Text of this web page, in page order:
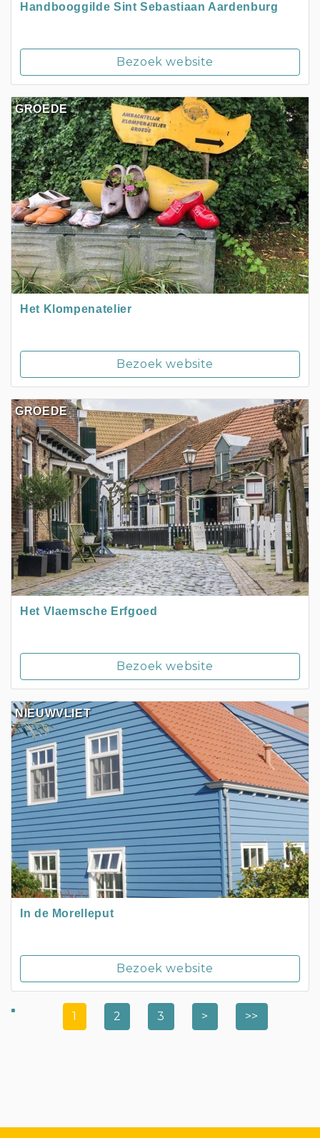
Handbooggilde Sint Sebastiaan Aardenburg
Bezoek website
GROEDE
Het Klompenatelier
Bezoek website
GROEDE
Het Vlaemsche Erfgoed
Bezoek website
NIEUWVLIET
In de Morelleput
Bezoek website
1 2 3 > >>